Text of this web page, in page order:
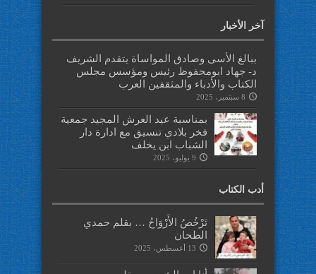
آخر الأخبار
ببالغ الأسى وصادق المواساة يتقدم الشريف
د- جهاد ابومحفوظ رئيس ومؤسس مجلس
الكتاب والأدباء والمثقفين العرب
8 سبتمبر، 2025
بمناسبة عيد العرش المجيد جمعية
فخر بلادي تنسيق مع ادارة دار
الشباب ابن يخلف
9 يوليو، 2025
أدب الكتاب
تَرْخُصُ الأَرْوَاحُ … بقلم حمدي
الطحان
13 أغسطس، 2025